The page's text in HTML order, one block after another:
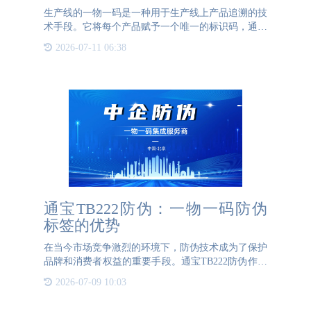
生产线的一物一码是一种用于生产线上产品追溯的技
术手段。它将每个产品赋予一个唯一的标识码，通常
的相关信息进行关联，包括生产批次、生产日期、生
2026-07-11 06:38
通宝TB222防伪：一物一码防伪
标签的优势
在当今市场竞争激烈的环境下，防伪技术成为了保护
品牌和消费者权益的重要手段。通宝TB222防伪作为
一家专业的防伪标签制作公司，凭借其先进的技术和
优质的服务，成为了行业的佼佼者。特别是其定制的
2026-07-09 10:03